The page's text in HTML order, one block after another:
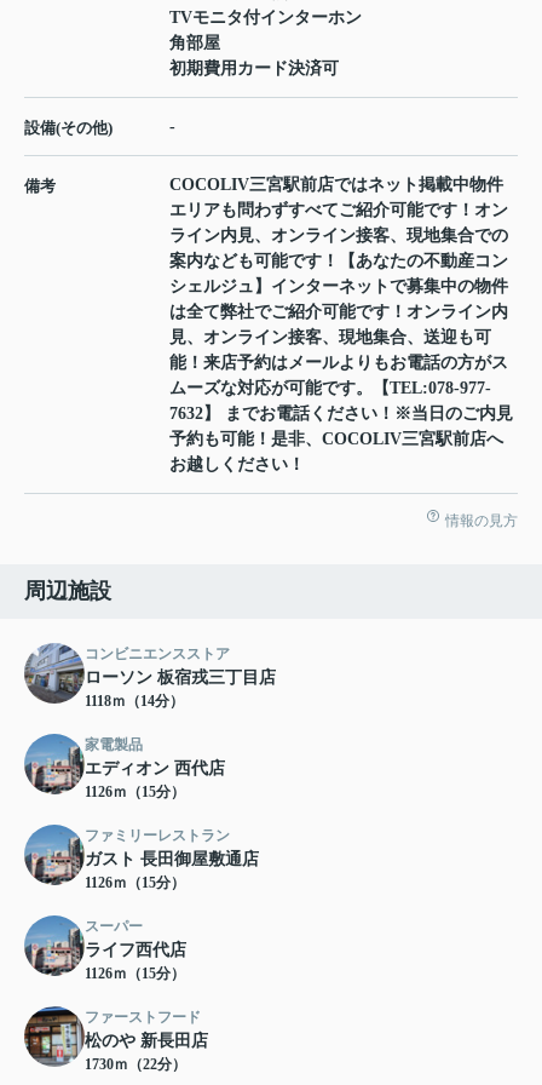
TVモニタ付インターホン
角部屋
初期費用カード決済可
設備(その他) -
備考
COCOLIV三宮駅前店ではネット掲載中物件
エリアも問わずすべてご紹介可能です！オン
ライン内見、オンライン接客、現地集合での
案内なども可能です！【あなたの不動産コン
シェルジュ】インターネットで募集中の物件
は全て弊社でご紹介可能です！オンライン内
見、オンライン接客、現地集合、送迎も可
能！来店予約はメールよりもお電話の方がス
ムーズな対応が可能です。【TEL:078-977-
7632】 までお電話ください！※当日のご内見
予約も可能！是非、COCOLIV三宮駅前店へ
お越しください！
情報の見方
周辺施設
コンビニエンスストア
ローソン 板宿戎三丁目店
1118ｍ（14分）
家電製品
エディオン 西代店
1126ｍ（15分）
ファミリーレストラン
ガスト 長田御屋敷通店
1126ｍ（15分）
スーパー
ライフ西代店
1126ｍ（15分）
ファーストフード
松のや 新長田店
1730ｍ（22分）